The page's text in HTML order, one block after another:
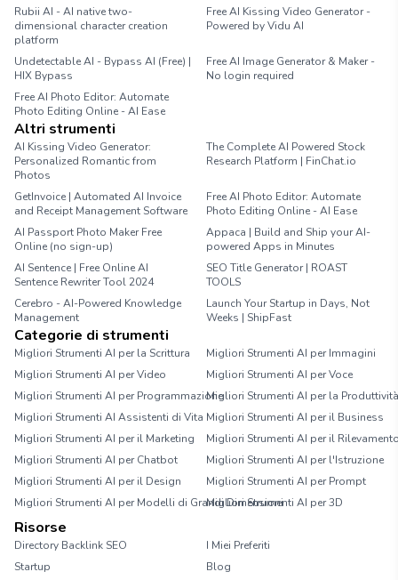
Rubii AI - AI native two-
dimensional character creation
platform
Free AI Kissing Video Generator -
Powered by Vidu AI
Undetectable AI - Bypass AI (Free) |
HIX Bypass
Free AI Image Generator & Maker -
No login required
Free AI Photo Editor: Automate
Photo Editing Online - AI Ease
Altri strumenti
AI Kissing Video Generator:
Personalized Romantic from
Photos
The Complete AI Powered Stock
Research Platform | FinChat.io
GetInvoice | Automated AI Invoice
and Receipt Management Software
Free AI Photo Editor: Automate
Photo Editing Online - AI Ease
AI Passport Photo Maker Free
Online (no sign-up)
Appaca | Build and Ship your AI-
powered Apps in Minutes
AI Sentence | Free Online AI
Sentence Rewriter Tool 2024
SEO Title Generator | ROAST
TOOLS
Cerebro - AI-Powered Knowledge
Management
Launch Your Startup in Days, Not
Weeks | ShipFast
Categorie di strumenti
Migliori Strumenti AI per la Scrittura
Migliori Strumenti AI per Immagini
Migliori Strumenti AI per Video
Migliori Strumenti AI per Voce
Migliori Strumenti AI per ProgrammazioneMigliori Strumenti AI per la Produttività
Migliori Strumenti AI Assistenti di Vita Migliori Strumenti AI per il Business
Migliori Strumenti AI per il Marketing
Migliori Strumenti AI per il
Migliori Strumenti AI per Chatbot
Migliori Strumenti AI per l'Istruzione
Migliori Strumenti AI per il Design
Migliori Strumenti AI per Prompt
Migliori Strumenti AI per Modelli di Grandi Dimensioni
Migliori Strumenti AI per 3D
Risorse
Directory Backlink SEO
I Miei Preferiti
Startup
Blog